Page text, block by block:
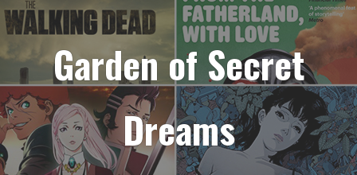
Garden of Secret
Dreams